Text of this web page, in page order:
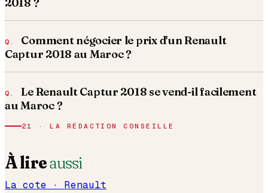
Comment négocier le prix d'un Renault
Captur 2018 au Maroc ?
Le Renault Captur 2018 se vend-il facilement
au Maroc ?
21 · LA RÉDACTION CONSEILLE
À lireaussi
La cote · Renault